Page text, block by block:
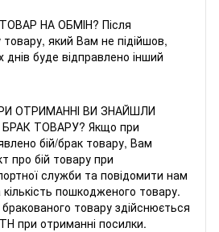
НА ОБМІН? Після
який Вам не підійшов,
буде відправлено інший
ОТРИМАННІ ВИ ЗНАЙШЛИ
ТОВАРУ? Якщо при
бій/брак товару, Вам
про бій товару при
служби та повідомити нам
пошкодженого товару.
товару здійснюється
при отриманні посилки.